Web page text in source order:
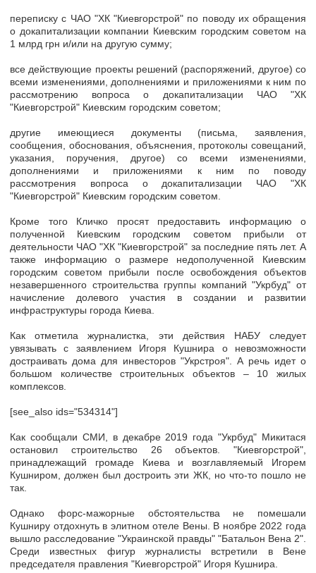
переписку с ЧАО "ХК "Киевгорстрой" по поводу их обращения
о докапитализации компании Киевским городским советом на
1 млрд грн и/или на другую сумму;
все действующие проекты решений (распоряжений, другое) со
всеми изменениями, дополнениями и приложениями к ним по
рассмотрению вопроса о докапитализации ЧАО "ХК
"Киевгорстрой" Киевским городским советом;
другие имеющиеся документы (письма, заявления,
сообщения, обоснования, объяснения, протоколы совещаний,
указания, поручения, другое) со всеми изменениями,
дополнениями и приложениями к ним по поводу
рассмотрения вопроса о докапитализации ЧАО "ХК
"Киевгорстрой" Киевским городским советом.
Кроме того Кличко просят предоставить информацию о
полученной Киевским городским советом прибыли от
деятельности ЧАО "ХК "Киевгорстрой" за последние пять лет. А
также информацию о размере недополученной Киевским
городским советом прибыли после освобождения объектов
незавершенного строительства группы компаний "Укрбуд" от
начисление долевого участия в создании и развитии
инфраструктуры города Киева.
Как отметила журналистка, эти действия НАБУ следует
увязывать с заявлением Игоря Кушнира о невозможности
достраивать дома для инвесторов "Укрстроя". А речь идет о
большом количестве строительных объектов – 10 жилых
комплексов.
[see_also ids="534314"]
Как сообщали СМИ, в декабре 2019 года "Укрбуд" Микитася
остановил строительство 26 объектов. "Киевгорстрой",
принадлежащий громаде Киева и возглавляемый Игорем
Кушниром, должен был достроить эти ЖК, но что-то пошло не
так.
Однако форс-мажорные обстоятельства не помешали
Кушниру отдохнуть в элитном отеле Вены. В ноябре 2022 года
вышло расследование "Украинской правды" "Батальон Вена 2".
Среди известных фигур журналисты встретили в Вене
председателя правления "Киевгорстрой" Игоря Кушнира.